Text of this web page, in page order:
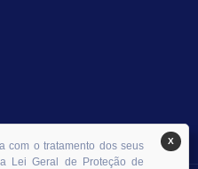
X
com o tratamento dos seus
Lei Geral de Proteção de